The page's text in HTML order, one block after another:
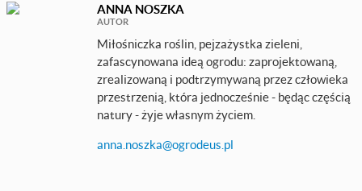
ANNA NOSZKA
AUTOR
Miłośniczka roślin, pejzażystka zieleni,
zafascynowana ideą ogrodu: zaprojektowaną,
zrealizowaną i podtrzymywaną przez człowieka
przestrzenią, która jednocześnie - będąc częścią
natury - żyje własnym życiem.
anna.noszka@ogrodeus.pl